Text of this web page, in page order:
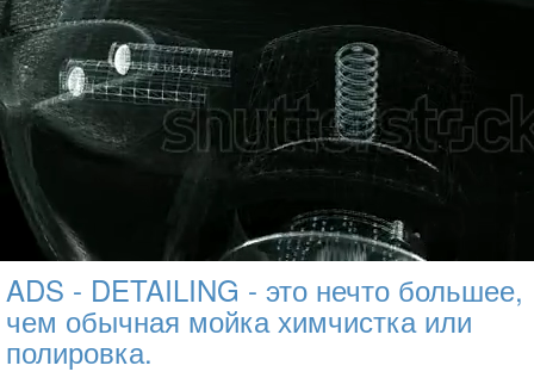
ADS - DETAILING - это нечто большее,
чем обычная мойка химчистка или
полировка.